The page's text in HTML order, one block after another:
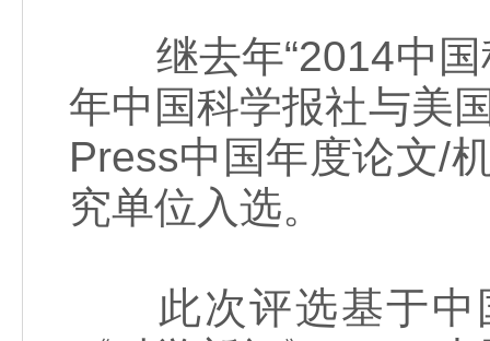
继去年“2014中国
年中国科学报社与美
Press中国年度论文/
究单位入选。
此次评选基于中